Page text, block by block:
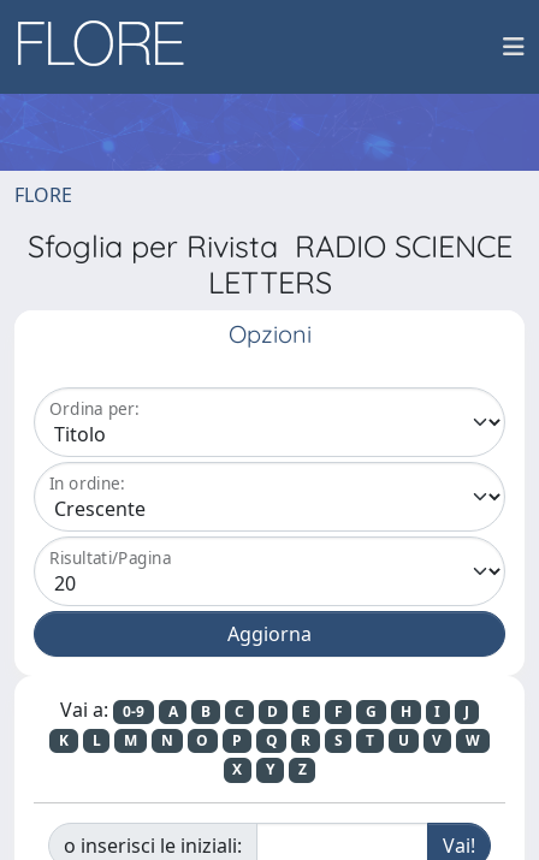
FLORE
Sfoglia per Rivista RADIO SCIENCE
LETTERS
Opzioni
Ordina per:
In ordine:
Risultati/Pagina
Vai a: 0-9 A B C D E F G H I
J
K
L M N O P Q R S T U V
W
X
Y Z
o inserisci le iniziali: